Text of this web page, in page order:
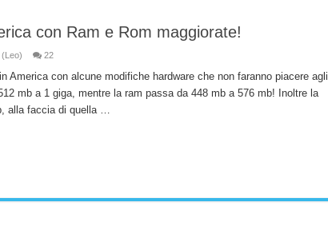
con Ram e Rom maggiorate!
22
America con alcune modifiche hardware che non faranno piacere agli
mb a 1 giga, mentre la ram passa da 448 mb a 576 mb! Inoltre la
alla faccia di quella …